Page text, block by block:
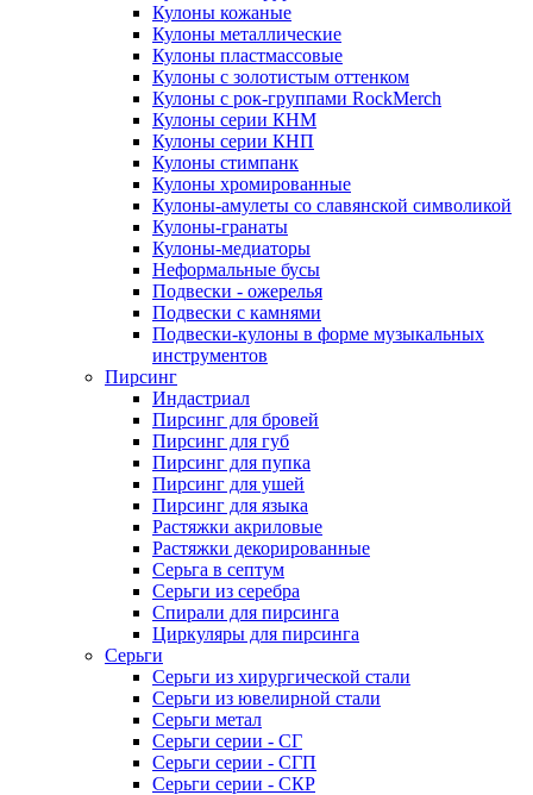
Кулоны кожаные
Кулоны металлические
Кулоны пластмассовые
Кулоны с золотистым оттенком
Кулоны с рок-группами RockMerch
Кулоны серии КНМ
Кулоны серии КНП
Кулоны стимпанк
Кулоны хромированные
Кулоны-амулеты со славянской символикой
Кулоны-гранаты
Кулоны-медиаторы
Неформальные бусы
Подвески - ожерелья
Подвески с камнями
Подвески-кулоны в форме музыкальных
инструментов
Пирсинг
Индастриал
Пирсинг для бровей
Пирсинг для губ
Пирсинг для пупка
Пирсинг для ушей
Пирсинг для языка
Растяжки акриловые
Растяжки декорированные
Серьга в септум
Серьги из серебра
Спирали для пирсинга
Циркуляры для пирсинга
Серьги
Серьги из хирургической стали
Серьги из ювелирной стали
Серьги метал
Серьги серии - СГ
Серьги серии - СГП
Серьги серии - СКР